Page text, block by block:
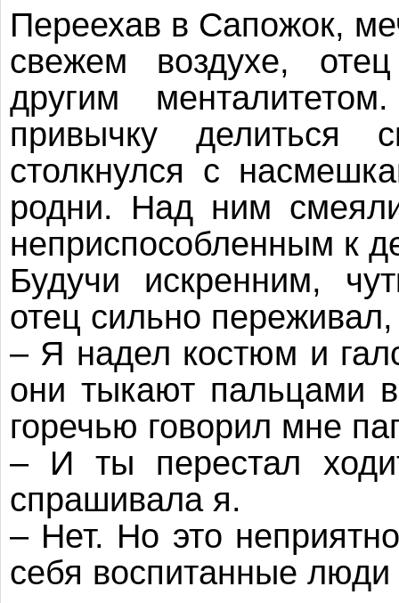
Переехав в Сапожок,
свежем воздухе,
другим
привычку делиться
столкнулся с
родни. Над ним
неприспособленным к
Будучи искренним,
отец сильно
– Я надел костюм и
они тыкают пальцами
горечью говорил мне
– И ты перестал
спрашивала я.
– Нет. Но это
себя воспитанные люди